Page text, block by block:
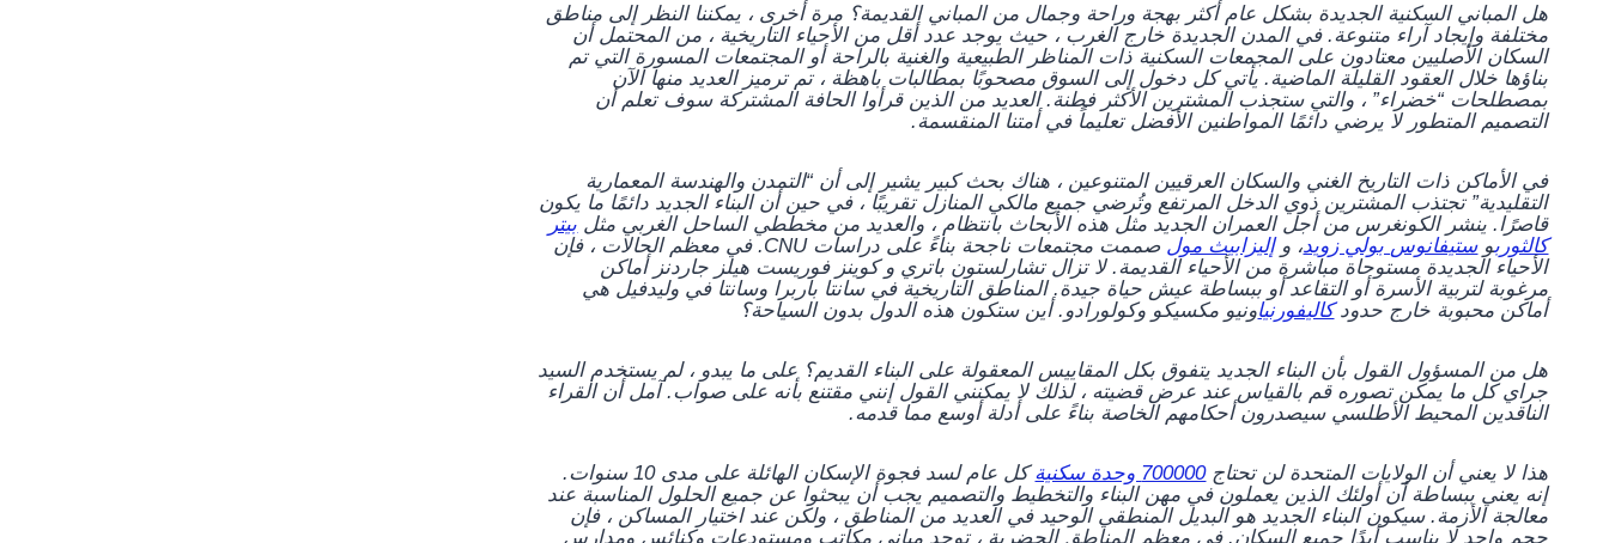
هل المباني السكنية الجديدة بشكل عام أكثر بهجة وراحة وجمال من المباني القديمة؟ مرة أخرى ، يمكننا النظر إلى مناطق
مختلفة وإيجاد آراء متنوعة. في المدن الجديدة خارج الغرب ، حيث يوجد عدد أقل من الأحياء التاريخية ، من المحتمل أن
السكان الأصليين معتادون على المجمعات السكنية ذات المناظر الطبيعية والغنية بالراحة أو المجتمعات المسورة التي تم
بناؤها خلال العقود القليلة الماضية. يأتي كل دخول إلى السوق مصحوبًا بمطالبات باهظة ، تم ترميز العديد منها الآن
بمصطلحات “خضراء” ، والتي ستجذب المشترين الأكثر فطنة. العديد من الذين قرأواالحافة المشتركة سوف تعلم أن
التصميم المتطور لا يرضي دائمًا المواطنين الأفضل تعليماً في أمتنا المنقسمة.
في الأماكن ذات التاريخ الغني والسكان العرقيين المتنوعين ، هناك بحث كبير يشير إلى أن “التمدن والهندسة المعمارية
التقليدية” تجتذب المشترين ذوي الدخل المرتفع وتُرضي جميع مالكي المنازل تقريبًا ، في حين أن البناء الجديد دائمًا ما يكون
قاصرًا. ينشر الكونغرس من أجل العمران الجديد مثل هذه الأبحاث بانتظام ، والعديد من مخططي الساحل الغربي مثل بيتر
كالثوربوستيفانوس بولي زويد، وإليزابيث مول
صممت مجتمعات ناجحة بناءً على دراسات CNU. في معظم الحالات ، فإن
الأحياء الجديدة مستوحاة مباشرة من الأحياء القديمة. لا تزال تشارلستون باتري و كوينز فوريست هيلز جاردنز أماكن
مرغوبة لتربية الأسرة أو التقاعد أو ببساطة عيش حياة جيدة. المناطق التاريخية في سانتا باربرا وسانتا في وليدفيل هي
أماكن محبوبة خارج حدودكاليفورنياونيو مكسيكو وكولورادو. أين ستكون هذه الدول بدون السياحة؟
هل من المسؤول القول بأن البناء الجديد يتفوق بكل المقاييس المعقولة على البناء القديم؟ على ما يبدو ، لم يستخدم السيد
جرايكل ما يمكن تصوره قم بالقياس عند عرض قضيته ، لذلك لا يمكنني القول إنني مقتنع بأنه على صواب. آمل أن القراء
الناقدينالمحيط الأطلسي سيصدرون أحكامهم الخاصة بناءً على أدلة أوسع مما قدمه.
هذا لا يعني أن الولايات المتحدة لن تحتاج700000 وحدة سكنية
كل عام لسد فجوة الإسكان الهائلة على مدى 10 سنوات.
إنه يعني ببساطة أن أولئك الذين يعملون في مهن البناء والتخطيط والتصميم يجب أن يبحثوا عن جميع الحلول المناسبة عند
معالجة الأزمة. سيكون البناء الجديد هو البديل المنطقي الوحيد في العديد من المناطق ، ولكن عند اختيار المساكن ، فإن
حجم واحد لا يناسب أبدًا جميع السكان. في معظم المناطق الحضرية ، توجد مباني مكاتب ومستودعات وكنائس ومدارس